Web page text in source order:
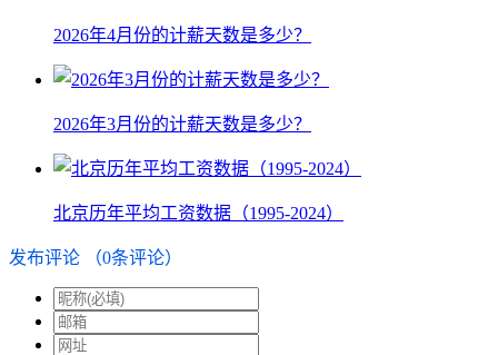
2026年4月份的计薪天数是多少？
2026年3月份的计薪天数是多少？
北京历年平均工资数据（1995-2024）
发布评论 （0条评论）